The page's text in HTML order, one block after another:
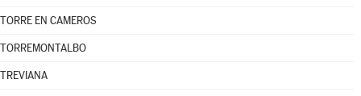
TORRE EN CAMEROS
TORREMONTALBO
TREVIANA